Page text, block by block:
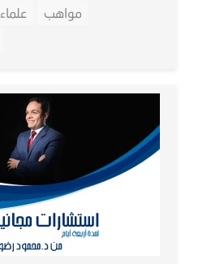
علماء
مواهب